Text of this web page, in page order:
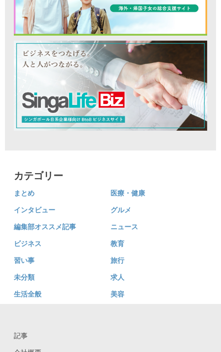
カテゴリー
まとめ 医療・健康
インタビュー グルメ
編集部オススメ記事 ニュース
ビジネス 教育
習い事 旅行
未分類 求人
生活全般 美容
記事